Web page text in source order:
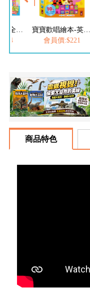
會員價:$221
商品特色